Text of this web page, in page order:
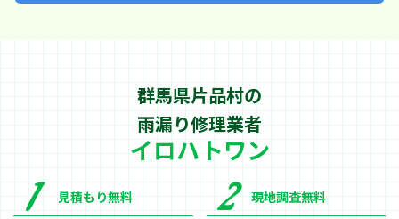
群馬県片品村の
雨漏り修理業者
イロハトワン
見積もり無料 現地調査無料